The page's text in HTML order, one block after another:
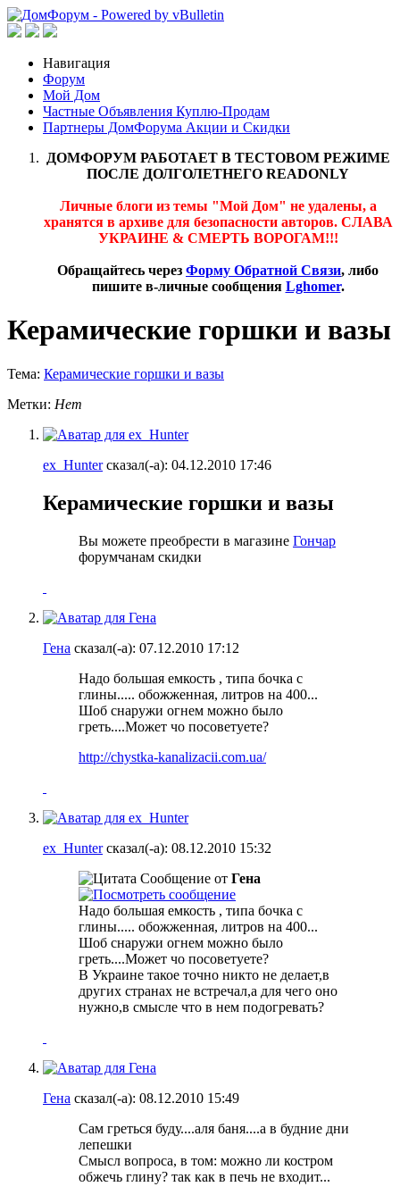
Навигация
Форум
Мой Дом
Частные Объявления Куплю-Продам
Партнеры ДомФорума Акции и Скидки
ДОМФОРУМ РАБОТАЕТ В ТЕСТОВОМ РЕЖИМЕ
ПОСЛЕ ДОЛГОЛЕТНЕГО READONLY
Личные блоги из темы "Мой Дом" не удалены, а
хранятся в архиве для безопасности авторов. СЛАВА
УКРАИНЕ & СМЕРТЬ ВОРОГАМ!!!
Обращайтесь через Форму Обратной Связи, либо
пишите в-личные сообщения Lghomer.
Керамические горшки и вазы
Тема: Керамические горшки и вазы
Метки: Нет
ex_Hunterсказал(-а): 04.12.2010 17:46
Керамические горшки и вазы
Вы можете преобрести в магазине Гончар
форумчанам скидки
Гена сказал(-а): 07.12.2010 17:12
Надо большая емкость , типа бочка с
глины..... обожженная, литров на 400...
Шоб снаружи огнем можно было
греть....Может чо посоветуете?
http://chystka-kanalizacii.com.ua/
ex_Hunterсказал(-а): 08.12.2010 15:32
Сообщение от Гена
Надо большая емкость , типа бочка с
глины..... обожженная, литров на 400...
Шоб снаружи огнем можно было
греть....Может чо посоветуете?
В Украине такое точно никто не делает,в
других странах не встречал,а для чего оно
нужно,в смысле что в нем подогревать?
Гена сказал(-а): 08.12.2010 15:49
Сам греться буду....аля баня....а в будние дни
лепешки
Смысл вопроса, в том: можно ли костром
обжечь глину? так как в печь не входит...